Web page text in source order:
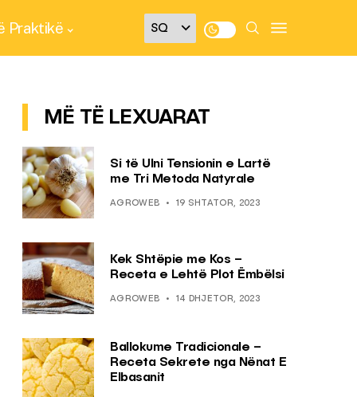
Praktikë
MË TË LEXUARAT
Si të Ulni Tensionin e Lartë
me Tri Metoda Natyrale
AGROWEB 19 SHTATOR, 2023
Kek Shtëpie me Kos –
Receta e Lehtë Plot Ëmbëlsi
AGROWEB 14 DHJETOR, 2023
Ballokume Tradicionale –
Receta Sekrete nga Nënat E
Elbasanit